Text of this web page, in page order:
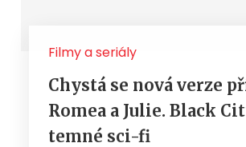
Filmy a seriály
Chystá se nová verze
Romea a Julie. Black
temné sci-fi